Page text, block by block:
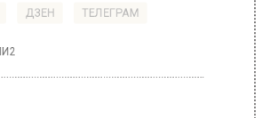
НА МОСРЕГИОН: